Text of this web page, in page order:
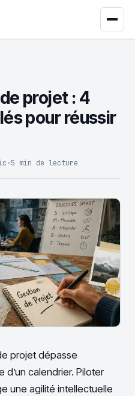
projet : 4
pour réussir
·5 min de lecture
projet dépasse
d’un calendrier. Piloter
une agilité intellectuelle